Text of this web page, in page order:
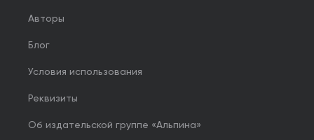
Авторы
Блог
Условия использования
Реквизиты
Об издательской группе «Альпина»